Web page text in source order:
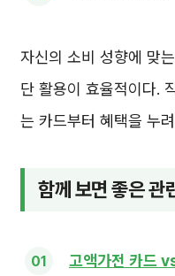
자신의 소비 성향에 맞
단 활용이 효율적이다.
는 카드부터 혜택을 누
함께 보면 좋은 관
고액가전 카드